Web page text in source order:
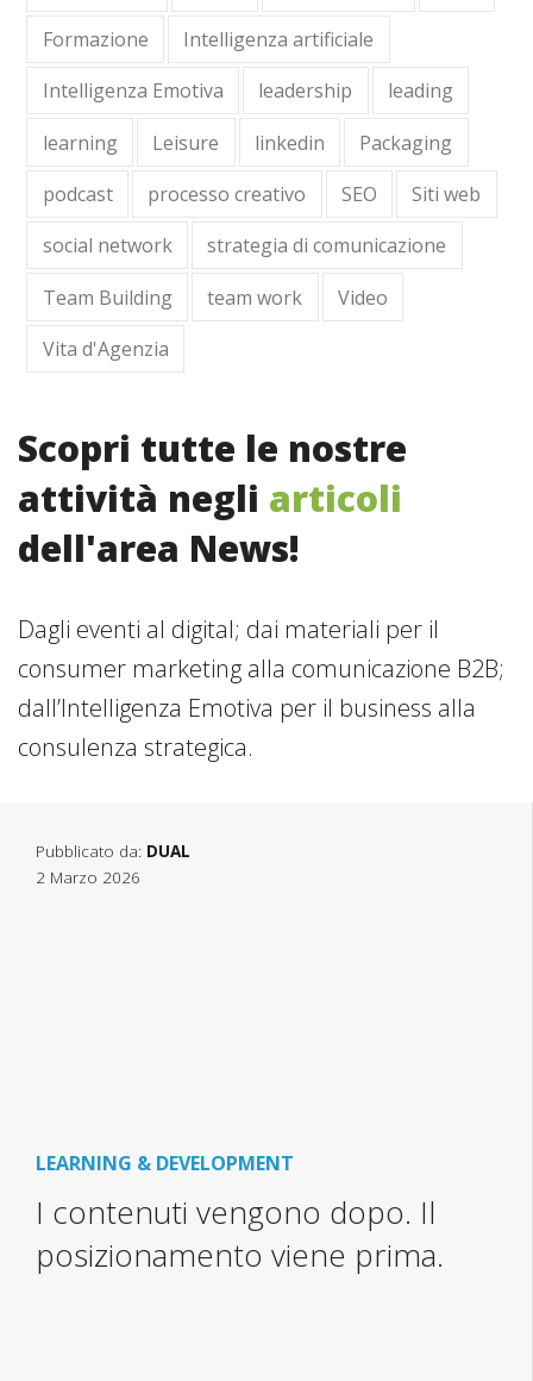
Formazione
Intelligenza artificiale
Intelligenza Emotiva
leadership
leading
learning
Leisure linkedin
Packaging
podcast
processo creativo SEO
Siti web
social network
strategia di comunicazione
Team Building
team work
Video
Vita d'Agenzia
Scopri tutte le nostre
attività negli articoli
dell'area News!
Dagli eventi al digital; dai materiali per il
consumer marketing alla comunicazione B2B;
dall’Intelligenza Emotiva per il business alla
consulenza strategica.
Pubblicato da: DUAL
2 Marzo 2026
LEARNING & DEVELOPMENT
I contenuti vengono dopo. Il
posizionamento viene prima.